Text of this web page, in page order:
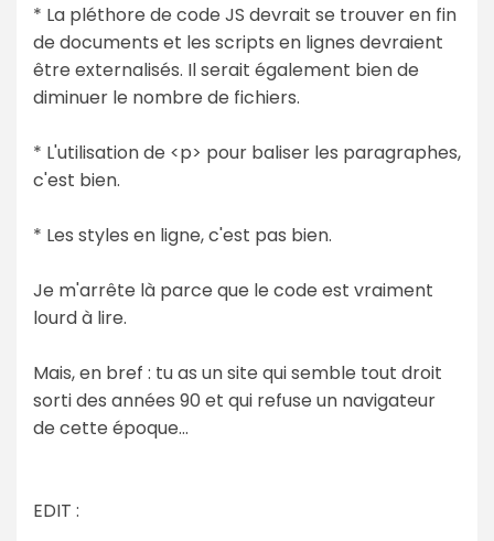
* La pléthore de code JS devrait se trouver en fin
de documents et les scripts en lignes devraient
être externalisés. Il serait également bien de
diminuer le nombre de fichiers.
* L'utilisation de <p> pour baliser les paragraphes,
c'est bien.
* Les styles en ligne, c'est pas bien.
Je m'arrête là parce que le code est vraiment
lourd à lire.
Mais, en bref : tu as un site qui semble tout droit
sorti des années 90 et qui refuse un navigateur
de cette époque...
EDIT :